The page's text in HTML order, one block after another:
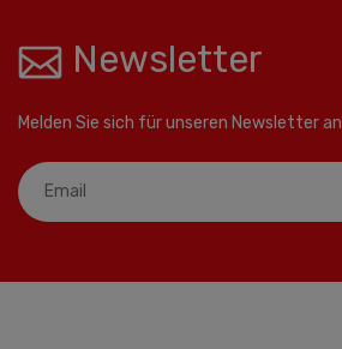
Newsletter
Melden Sie sich für unseren Newsletter an